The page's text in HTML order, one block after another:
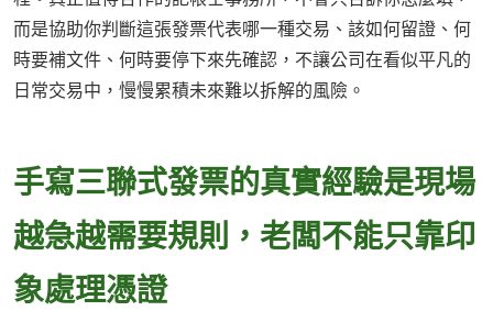
而是協助你判斷這張發票代表哪一種交易、該如何留證、何
時要補文件、何時要停下來先確認，不讓公司在看似平凡的
日常交易中，慢慢累積未來難以拆解的風險。
手寫三聯式發票的真實經驗是現場
越急越需要規則，老闆不能只靠印
象處理憑證